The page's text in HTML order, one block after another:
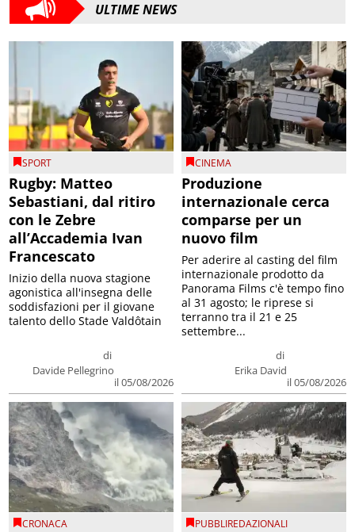
ULTIME NEWS
SPORT
Rugby: Matteo
Sebastiani, dal ritiro
con le Zebre
all’Accademia Ivan
Francescato
di
Davide Pellegrino
il 05/08/2026
Inizio della nuova stagione
agonistica all'insegna delle
soddisfazioni per il giovane
talento dello Stade Valdôtain
CINEMA
Produzione
internazionale cerca
comparse per un
nuovo film
di
Erika David
il 05/08/2026
Per aderire al casting del film
internazionale prodotto da
Panorama Films c'è tempo fino
al 31 agosto; le riprese si
terranno tra il 21 e 25
settembre...
CRONACA PUBBLIREDAZIONALI